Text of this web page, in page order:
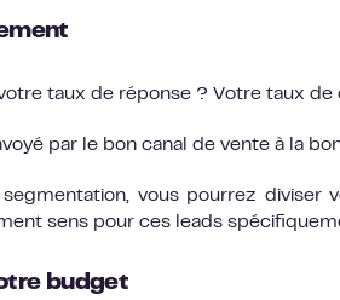
taux de réponse ? Votre taux de
par le bon canal de vente à la
vous pourrez diviser
sens pour ces leads
budget